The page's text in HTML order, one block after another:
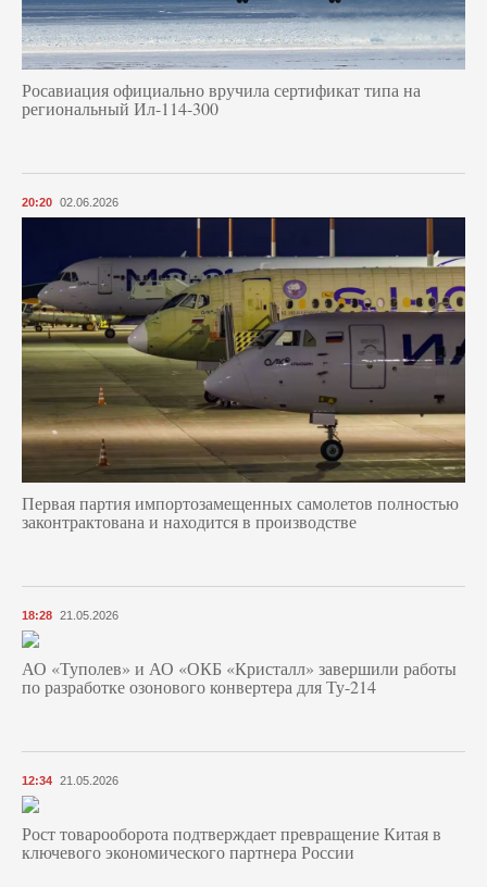
Росавиация официально вручила сертификат типа на
региональный Ил-114-300
20:20 02.06.2026
Первая партия импортозамещенных самолетов полностью
законтрактована и находится в производстве
18:28 21.05.2026
АО «Туполев» и АО «ОКБ «Кристалл» завершили работы
по разработке озонового конвертера для Ту-214
12:34 21.05.2026
Рост товарооборота подтверждает превращение Китая в
ключевого экономического партнера России